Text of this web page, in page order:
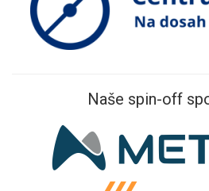
Naše spin-off